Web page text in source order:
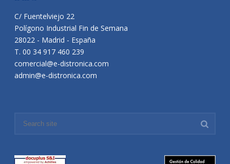
C/ Fuentelviejo 22
Polígono Industrial Fin de Semana
28022 - Madrid - España
T. 00 34 917 460 239
comercial@e-distronica.com
admin@e-distronica.com